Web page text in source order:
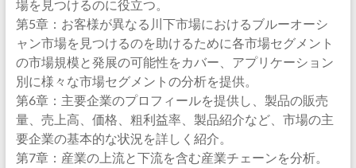
場を見つけるのに役立つ。
第5章：お客様が異なる川下市場におけるブルーオーシ
ャン市場を見つけるのを助けるために各市場セグメント
の市場規模と発展の可能性をカバー、アプリケーション
別に様々な市場セグメントの分析を提供。
第6章：主要企業のプロフィールを提供し、製品の販売
量、売上高、価格、粗利益率、製品紹介など、市場の主
要企業の基本的な状況を詳しく紹介。
第7章：産業の上流と下流を含む産業チェーンを分析。